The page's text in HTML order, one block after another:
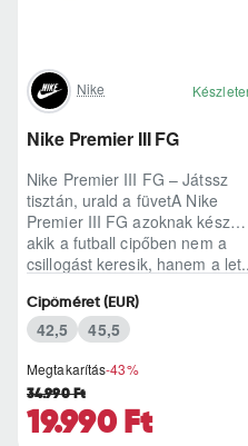
Nike
Nike Premier III FG
Nike Premier III FG – Játssz
tisztán, urald a füvetA Nike
Premier III FG azoknak készült,
akik a futball cipőben nem a
csillogást keresik, hanem a let..
Megtakarítás-43%
19.990 Ft
34.990 Ft
Cipőméret (EUR)
42,5 45,5